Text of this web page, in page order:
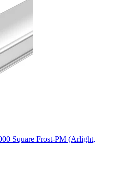
Square Frost-PM (Arlight,